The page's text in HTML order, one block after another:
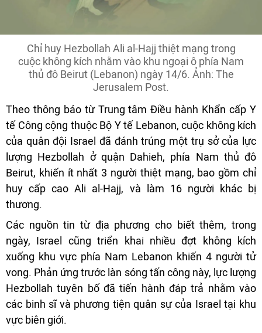
Chỉ huy Hezbollah Ali al-Hajj thiệt mạng trong
cuộc không kích nhằm vào khu ngoại ô phía Nam
thủ đô Beirut (Lebanon) ngày 14/6. Ảnh: The
Jerusalem Post.
Theo thông báo từ Trung tâm Điều hành Khẩn cấp Y
tế Công cộng thuộc Bộ Y tế Lebanon, cuộc không kích
của quân đội Israel đã đánh trúng một trụ sở của lực
lượng Hezbollah ở quận Dahieh, phía Nam thủ đô
Beirut, khiến ít nhất 3 người thiệt mạng, bao gồm chỉ
huy cấp cao Ali al-Hajj, và làm 16 người khác bị
thương.
Các nguồn tin từ địa phương cho biết thêm, trong
ngày, Israel cũng triển khai nhiều đợt không kích
xuống khu vực phía Nam Lebanon khiến 4 người tử
vong. Phản ứng trước làn sóng tấn công này, lực lượng
Hezbollah tuyên bố đã tiến hành đáp trả nhằm vào
các binh sĩ và phương tiện quân sự của Israel tại khu
vực biên giới.